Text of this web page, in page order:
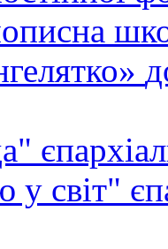
у світ"